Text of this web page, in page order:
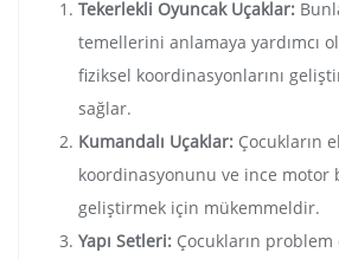
Tekerlekli Oyuncak Uçaklar:
temellerini anlamaya yardımcı
fiziksel koordinasyonlarını
sağlar.
Kumandalı Uçaklar: Çocukların
koordinasyonunu ve ince motor
geliştirmek için mükemmeldir.
Yapı Setleri: Çocukların problem